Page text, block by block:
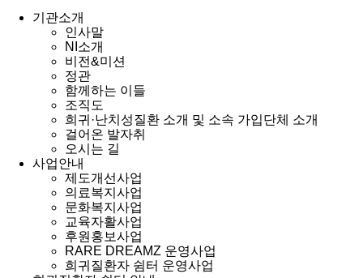
기관소개
인사말
NI소개
비전&미션
정관
함께하는 이들
조직도
희귀·난치성질환 소개 및 소속 가입단체 소개
걸어온 발자취
오시는 길
사업안내
제도개선사업
의료복지사업
문화복지사업
교육자활사업
후원홍보사업
RARE DREAMZ 운영사업
희귀질환자 쉼터 운영사업